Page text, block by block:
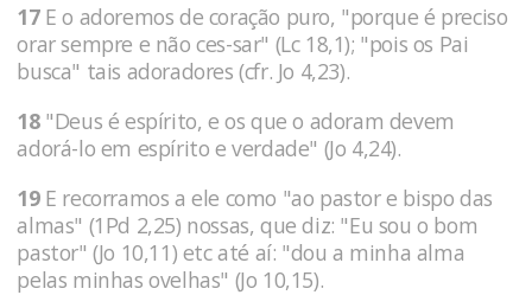
17E o adoremos de coração puro, "porque é preciso
orar sempre e não ces-sar" (Lc 18,1); "pois os Pai
busca" tais adoradores (cfr. Jo 4,23).
18"Deus é espírito, e os que o adoram devem
adorá-lo em espírito e verdade" (Jo 4,24).
19E recorramos a ele como "ao pastor e bispo das
almas" (1Pd 2,25) nossas, que diz: "Eu sou o bom
pastor" (Jo 10,11) etc até aí: "dou a minha alma
pelas minhas ovelhas" (Jo 10,15).